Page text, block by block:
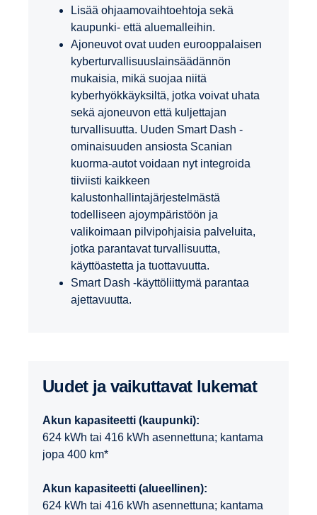
Lisää ohjaamovaihtoehtoja sekä
kaupunki- että aluemalleihin.
Ajoneuvot ovat uuden eurooppalaisen
kyberturvallisuuslainsäädännön
mukaisia, mikä suojaa niitä
kyberhyökkäyksiltä, jotka voivat uhata
sekä ajoneuvon että kuljettajan
turvallisuutta. Uuden Smart Dash -
ominaisuuden ansiosta Scanian
kuorma-autot voidaan nyt integroida
tiiviisti kaikkeen
kalustonhallintajärjestelmästä
todelliseen ajoympäristöön ja
valikoimaan pilvipohjaisia palveluita,
jotka parantavat turvallisuutta,
käyttöastetta ja tuottavuutta.
Smart Dash -käyttöliittymä parantaa
ajettavuutta.
Uudet ja vaikut­tavat lukemat
Akun kapasiteetti (kaupunki):
624 kWh tai 416 kWh asennettuna; kantama
jopa 400 km*
Akun kapasiteetti (alueellinen):
624 kWh tai 416 kWh asennettuna; kantama